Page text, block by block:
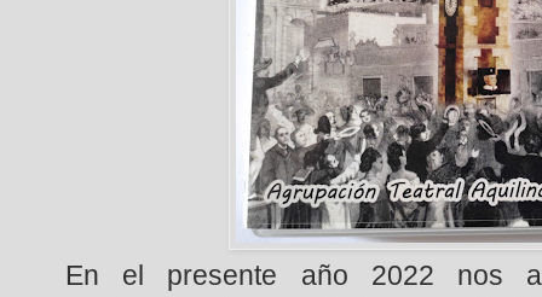
En el presente año 2022 nos